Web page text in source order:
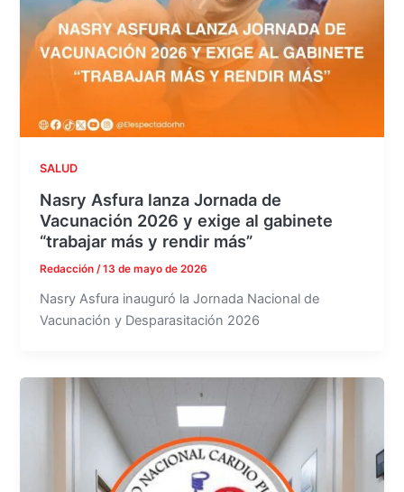
SALUD
Nasry Asfura lanza Jornada de
Vacunación 2026 y exige al gabinete
“trabajar más y rendir más”
Redacción/13 de mayo de 2026
Nasry Asfura inauguró la Jornada Nacional de
Vacunación y Desparasitación 2026